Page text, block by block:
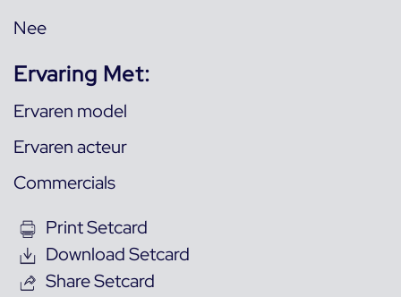
Nee
Ervaring Met:
Ervaren model
Ervaren acteur
Commercials
Print Setcard
Download Setcard
Share Setcard